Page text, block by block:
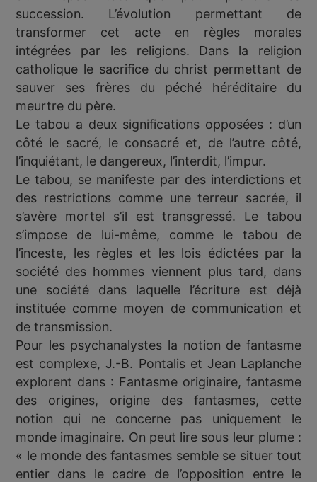
succession. L’évolution permettant de
transformer cet acte en règles morales
intégrées par les religions. Dans la religion
catholique le sacrifice du christ permettant de
sauver ses frères du péché héréditaire du
meurtre du père.
Le tabou a deux significations opposées : d’un
côté le sacré, le consacré et, de l’autre côté,
l’inquiétant, le dangereux, l’interdit, l’impur.
Le tabou, se manifeste par des interdictions et
des restrictions comme une terreur sacrée, il
s’avère mortel s’il est transgressé. Le tabou
s’impose de lui-même, comme le tabou de
l’inceste, les règles et les lois édictées par la
société des hommes viennent plus tard, dans
une société dans laquelle l’écriture est déjà
instituée comme moyen de communication et
de transmission.
Pour les psychanalystes la notion de fantasme
est complexe, J.-B. Pontalis et Jean Laplanche
explorent dans : Fantasme originaire, fantasme
des origines, origine des fantasmes, cette
notion qui ne concerne pas uniquement le
monde imaginaire. On peut lire sous leur plume :
« le monde des fantasmes semble se situer tout
entier dans le cadre de l’opposition entre le